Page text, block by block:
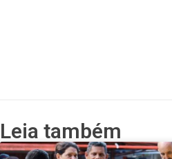
Leia também